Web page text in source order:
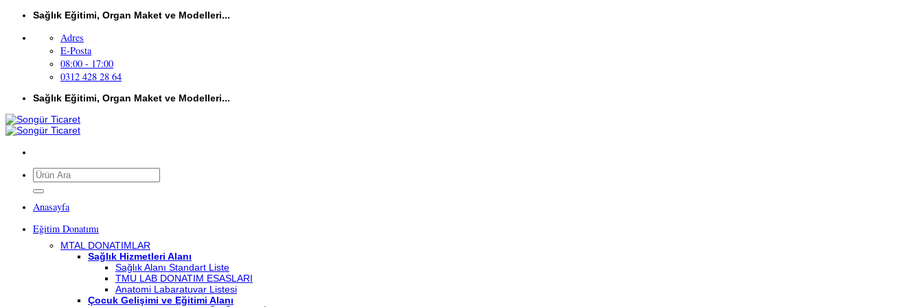
İçeriğeSağlık Eğitimi, Organ Maket ve Modelleri...
Adres
E-Posta
08:00 - 17:00
0312 428 28 64
Sağlık Eğitimi, Organ Maket ve Modelleri...
Ara:
Anasayfa
Eğitim Donatımı
MTAL DONATIMLAR
Sağlık Hizmetleri Alanı
Sağlık Alanı Standart Liste
TMU LAB DONATIM ESASLARI
Anatomi Labaratuvar Listesi
Çocuk Gelişimi ve Eğitimi Alanı